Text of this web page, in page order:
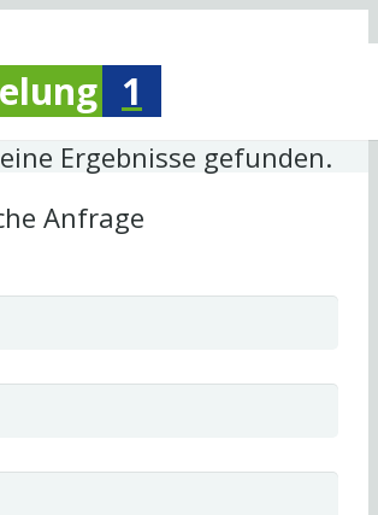
1
Ergebnisse gefunden.
Anfrage